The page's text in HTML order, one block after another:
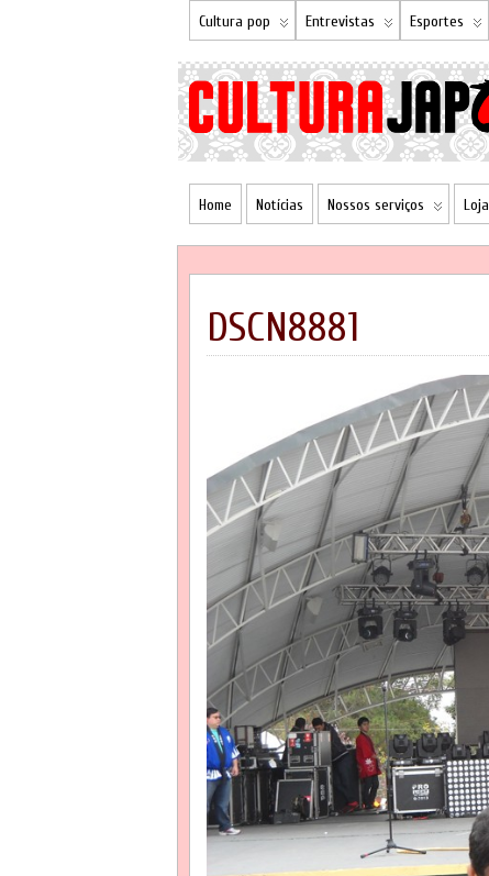
Cultura pop Entrevistas Esportes
Home Notícias Nossos serviços Loja
DSCN8881